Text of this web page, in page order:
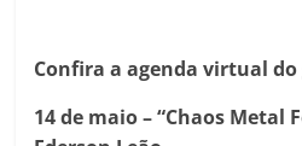
Confira a agenda virtual
14 de maio – “Chaos Metal